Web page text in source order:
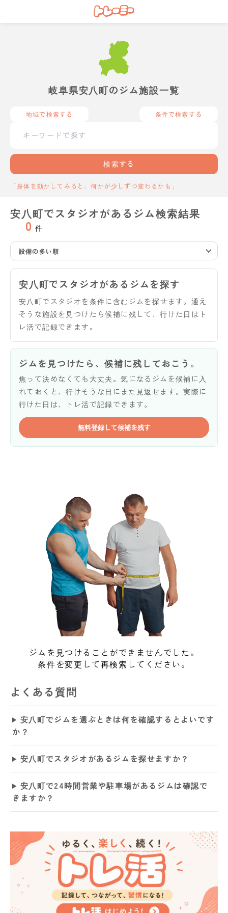
岐阜県安八町のジム施設一覧
地域で検索する 条件で検索する
検索する
「身体を動かしてみると、何かが少しずつ変わるかも」
安八町でスタジオがあるジム検索結果
0 件
設備の多い順
安八町でスタジオがあるジムを探す
安八町でスタジオを条件に含むジムを探せます。通え
そうな施設を見つけたら候補に残して、行けた日はト
レ活で記録できます。
ジムを見つけたら、候補に残しておこう。
焦って決めなくても大丈夫。気になるジムを候補に入
れておくと、行けそうな日にまた見返せます。実際に
行けた日は、トレ活で記録できます。
無料登録して候補を残す
ジムを見つけることができませんでした。
条件を変更して再検索してください。
よくある質問
安八町でジムを選ぶときは何を確認するとよいです
か？
安八町でスタジオがあるジムを探せますか？
安八町で24時間営業や駐車場があるジムは確認で
きますか？